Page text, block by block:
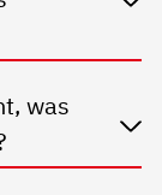
was